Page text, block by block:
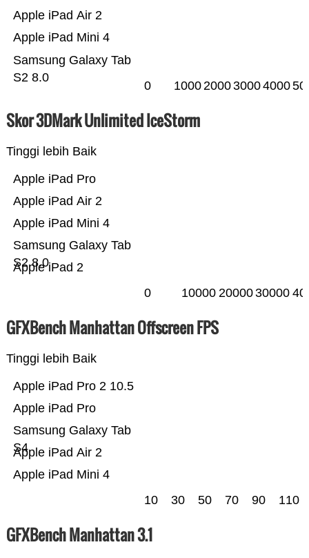
Samsung Galaxy Tab
S2 8.0
Apple iPad Mini 4
Apple iPad Air 2
0 1000200030004000
Skor 3DMark Unlimited IceStorm
Tinggi lebih Baik
Apple iPad 2
Samsung Galaxy Tab
S2 8.0
Apple iPad Mini 4
Apple iPad Air 2
Apple iPad Pro
0 10000 2000030000
GFXBench Manhattan Offscreen FPS
Tinggi lebih Baik
Apple iPad Mini 4
Apple iPad Air 2
Samsung Galaxy Tab
S4
Apple iPad Pro
Apple iPad Pro 2 10.5
10 30 50 70 90 110
GFXBench Manhattan 3.1